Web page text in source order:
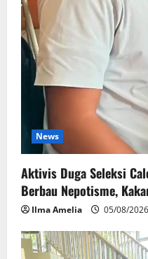
News
Aktivis Duga Seleksi
Berbau Nepotisme,
Ilma Amelia 05/08/2026